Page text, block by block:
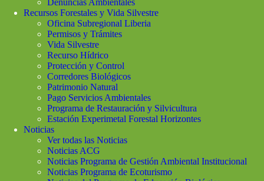
Denuncias Ambientales
Recursos Forestales y Vida Silvestre
Oficina Subregional Liberia
Permisos y Trámites
Vida Silvestre
Recurso Hídrico
Protección y Control
Corredores Biológicos
Patrimonio Natural
Pago Servicios Ambientales
Programa de Restauración y Silvicultura
Estación Experimetal Forestal Horizontes
Noticias
Ver todas las Noticias
Noticias ACG
Noticias Programa de Gestión Ambiental Institucional
Noticias Programa de Ecoturismo